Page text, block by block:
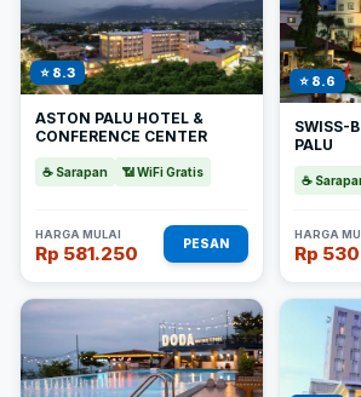
⭐ 8.3
ASTON PALU HOTEL &
CONFERENCE CENTER
☕ Sarapan 📶 WiFi Gratis
HARGA MULAI
Rp 581.250 PESAN
⭐ 8.6
SWISS-
PALU
☕
HARGA
Rp